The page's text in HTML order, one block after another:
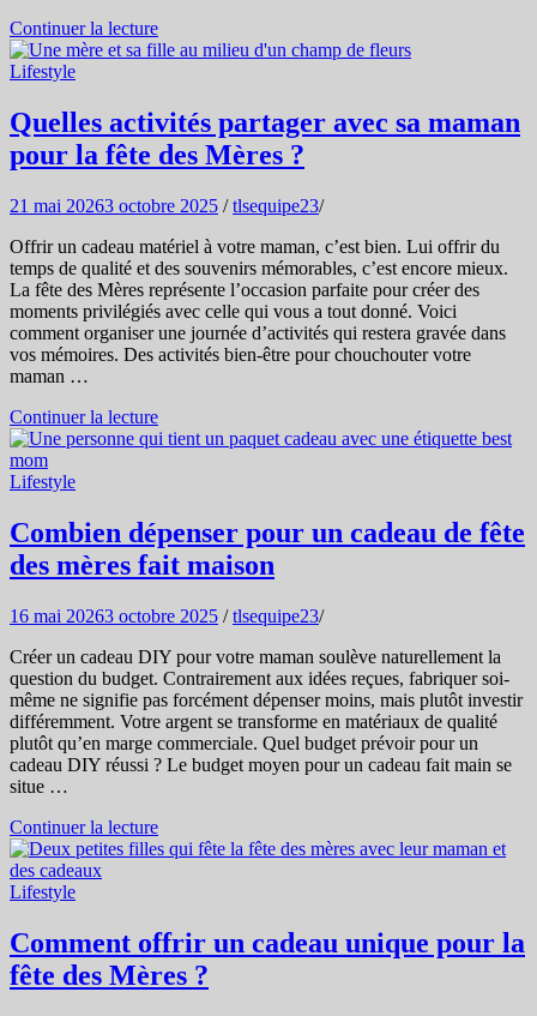
Continuer la lecture
Lifestyle
Quelles activités partager avec sa maman
pour la fête des Mères ?
21 mai 20263 octobre 2025 /tlsequipe23/
Offrir un cadeau matériel à votre maman, c’est bien. Lui offrir du
temps de qualité et des souvenirs mémorables, c’est encore mieux.
La fête des Mères représente l’occasion parfaite pour créer des
moments privilégiés avec celle qui vous a tout donné. Voici
comment organiser une journée d’activités qui restera gravée dans
vos mémoires. Des activités bien-être pour chouchouter votre
maman …
Continuer la lecture
Lifestyle
Combien dépenser pour un cadeau de fête
des mères fait maison
16 mai 20263 octobre 2025 /tlsequipe23/
Créer un cadeau DIY pour votre maman soulève naturellement la
question du budget. Contrairement aux idées reçues, fabriquer soi-
même ne signifie pas forcément dépenser moins, mais plutôt investir
différemment. Votre argent se transforme en matériaux de qualité
plutôt qu’en marge commerciale. Quel budget prévoir pour un
cadeau DIY réussi ? Le budget moyen pour un cadeau fait main se
situe …
Continuer la lecture
Lifestyle
Comment offrir un cadeau unique pour la
fête des Mères ?